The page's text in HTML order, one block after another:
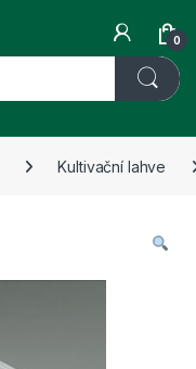
0
Kultivační lahve